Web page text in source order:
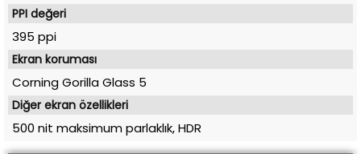
PPI değeri
395 ppi
Ekran koruması
Corning Gorilla Glass 5
Diğer ekran özellikleri
500 nit maksimum parlaklık, HDR